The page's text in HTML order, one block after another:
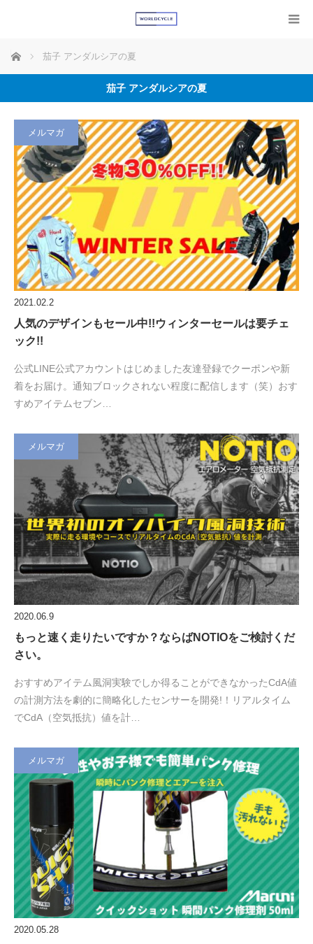
ホーム 茄子 アンダルシアの夏
茄子 アンダルシアの夏
メルマガ
2021.02.2
人気のデザインもセール中!!ウィンターセールは要チェ
ック!!
公式LINE公式アカウントはじめました友達登録でクーポンや新
着をお届け。通知ブロックされない程度に配信します（笑）おす
すめアイテムセブン…
メルマガ
2020.06.9
もっと速く走りたいですか？ならばNOTIOをご検討くだ
さい。
おすすめアイテム風洞実験でしか得ることができなかったCdA値
の計測方法を劇的に簡略化したセンサーを開発!！リアルタイム
でCdA（空気抵抗）値を計…
メルマガ
2020.05.28